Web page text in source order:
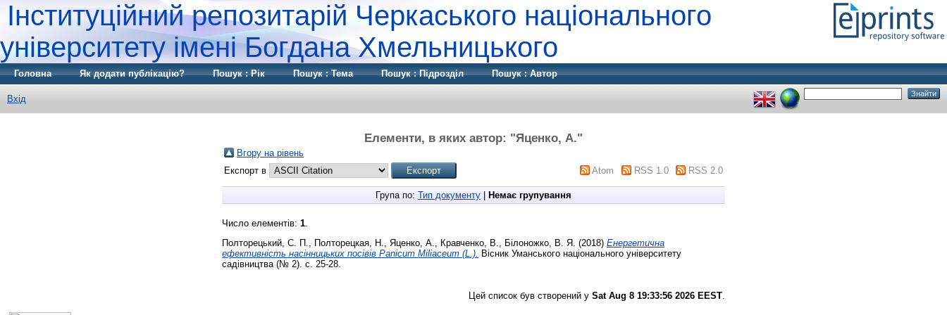
Інституційний репозитарій Черкаського національного
університету імені Богдана Хмельницького
Головна Як додати публікацію? Пошук : Рік Пошук : Тема Пошук : Підрозділ Пошук : Автор
Вхід
Елементи, в яких автор: "Яценко, А."
Вгору на рівень
Експорт в
Atom RSS 1.0 RSS 2.0
Група по: Тип документу Немає групування
Число елементів: 1
Полторецький, С. П.
Полторецкая, Н. Яценко, А. Кравченко, В. Білоножко, В. Я. (2018) Енергетична
ефективність насінницьких посівів Panicum Miliaceum (L.). Вісник Уманського національного університету
садівництва (№ 2). с. 25-28.
Цей список був створений у Sat Aug 8 19:33:56 2026 EEST